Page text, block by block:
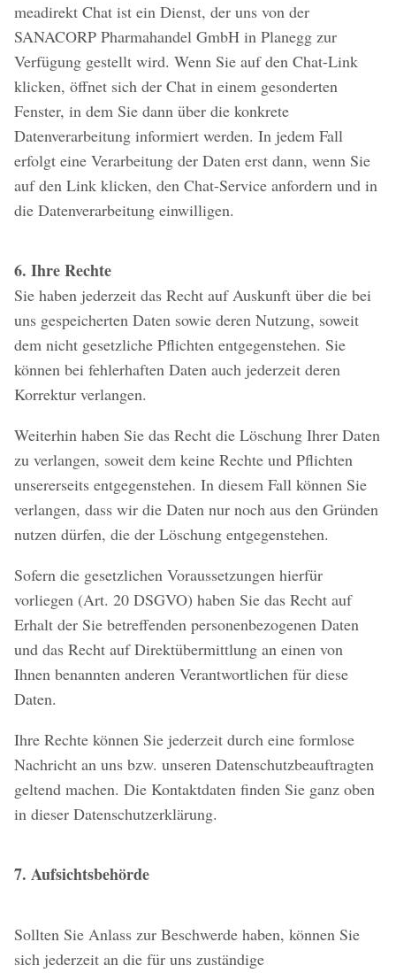
meadirekt Chat ist ein Dienst, der uns von der
SANACORP Pharmahandel GmbH in Planegg zur
Verfügung gestellt wird. Wenn Sie auf den Chat-Link
klicken, öffnet sich der Chat in einem gesonderten
Fenster, in dem Sie dann über die konkrete
Datenverarbeitung informiert werden. In jedem Fall
erfolgt eine Verarbeitung der Daten erst dann, wenn Sie
auf den Link klicken, den Chat-Service anfordern und in
die Datenverarbeitung einwilligen.
6. Ihre Rechte
Sie haben jederzeit das Recht auf Auskunft über die bei
uns gespeicherten Daten sowie deren Nutzung, soweit
dem nicht gesetzliche Pflichten entgegenstehen. Sie
können bei fehlerhaften Daten auch jederzeit deren
Korrektur verlangen.
Weiterhin haben Sie das Recht die Löschung Ihrer Daten
zu verlangen, soweit dem keine Rechte und Pflichten
unsererseits entgegenstehen. In diesem Fall können Sie
verlangen, dass wir die Daten nur noch aus den Gründen
nutzen dürfen, die der Löschung entgegenstehen.
Sofern die gesetzlichen Voraussetzungen hierfür
vorliegen (Art. 20 DSGVO) haben Sie das Recht auf
Erhalt der Sie betreffenden personenbezogenen Daten
und das Recht auf Direktübermittlung an einen von
Ihnen benannten anderen Verantwortlichen für diese
Daten.
Ihre Rechte können Sie jederzeit durch eine formlose
Nachricht an uns bzw. unseren Datenschutzbeauftragten
geltend machen. Die Kontaktdaten finden Sie ganz oben
in dieser Datenschutzerklärung.
7. Aufsichtsbehörde
Sollten Sie Anlass zur Beschwerde haben, können Sie
sich jederzeit an die für uns zuständige